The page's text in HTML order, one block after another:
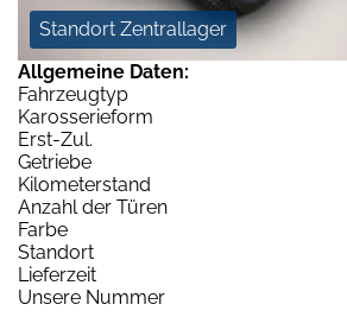
Standort Zentrallager
Allgemeine Daten:
Fahrzeugtyp
Karosserieform
Erst-Zul.
Getriebe
Kilometerstand
Anzahl der Türen
Farbe
Standort
Lieferzeit
Unsere Nummer